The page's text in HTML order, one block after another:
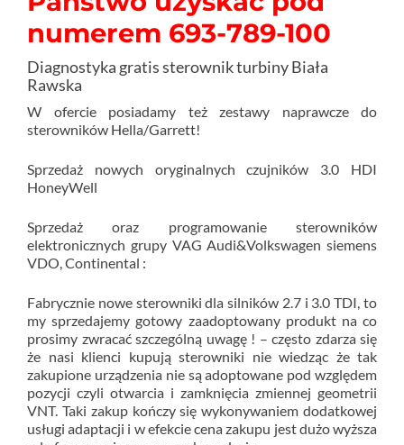
numerem 693-789-100
Diagnostyka gratis sterownik turbiny Biała
Rawska
W ofercie posiadamy też zestawy naprawcze do
sterowników Hella/Garrett!
Sprzedaż nowych oryginalnych czujników 3.0 HDI
HoneyWell
Sprzedaż oraz programowanie sterowników
elektronicznych grupy VAG Audi&Volkswagen siemens
VDO, Continental :
Fabrycznie nowe sterowniki dla silników 2.7 i 3.0 TDI, to
my sprzedajemy gotowy zaadoptowany produkt na co
prosimy zwracać szczególną uwagę ! – często zdarza się
że nasi klienci kupują sterowniki nie wiedząc że tak
zakupione urządzenia nie są adoptowane pod względem
pozycji czyli otwarcia i zamknięcia zmiennej geometrii
VNT. Taki zakup kończy się wykonywaniem dodatkowej
usługi adaptacji i w efekcie cena zakupu jest dużo wyższa